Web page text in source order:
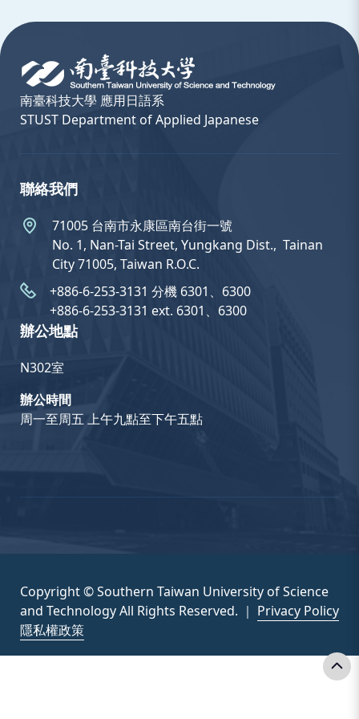
南臺科技大學 應用日語系
STUST Department of Applied Japanese
聯絡我們
71005 台南市永康區南台街一號
No. 1, Nan-Tai Street, Yungkang Dist.,  Tainan
City 71005, Taiwan R.O.C.
+886-6-253-3131 分機 6301、6300
+886-6-253-3131 ext. 6301、6300
辦公地點
N302室
辦公時間
周一至周五 上午九點至下午五點
Copyright © Southern Taiwan University of Science
and Technology All Rights Reserved. ｜ Privacy Policy
隱私權政策